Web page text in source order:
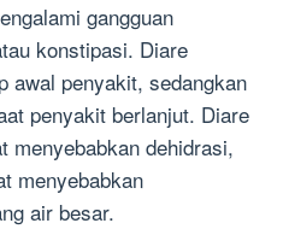
gangguan
konstipasi. Diare
awal penyakit, sedangkan
penyakit berlanjut. Diare
menyebabkan dehidrasi,
menyebabkan
air besar.